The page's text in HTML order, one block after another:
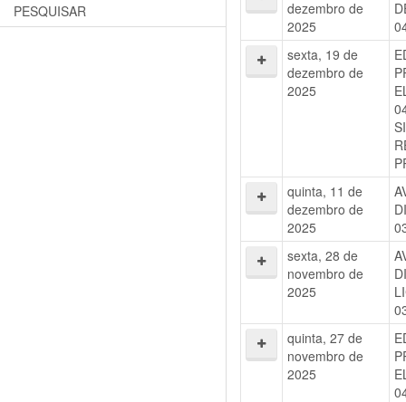
PESQUISAR
dezembro de
2025
sexta, 19 de
dezembro de
2025
quinta, 11 de
dezembro de
2025
sexta, 28 de
novembro de
2025
quinta, 27 de
novembro de
2025